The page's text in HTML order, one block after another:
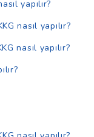
yapılır?
nasıl yapılır?
nasıl yapılır?